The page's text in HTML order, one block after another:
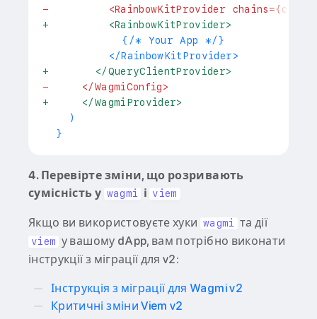
-
<RainbowKitProvider
+
         <RainbowKitProvider>
           {/* Your App */}
         </RainbowKitProvider>
+
       </QueryClientProvider>
-
     </WagmiConfig>
+
     </WagmiProvider>
   )
}
4. Перевірте зміни, що розривають
сумісність у wagmi і viem
Якщо ви використовуєте хуки wagmi та дії
viem у вашому dApp, вам потрібно виконати
інструкції з міграції для v2:
Інструкція з міграції для Wagmi v2
Критичні зміни Viem v2